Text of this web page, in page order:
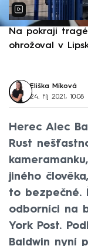
Na pokraji
ohrožoval v
Eliška Míková
24. říj 2021, 10:08
Herec Alec
Rust
jiného
to bezpečné.
odborníci na
York Post.
Baldwin nyní